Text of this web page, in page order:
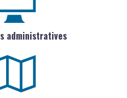
administratives